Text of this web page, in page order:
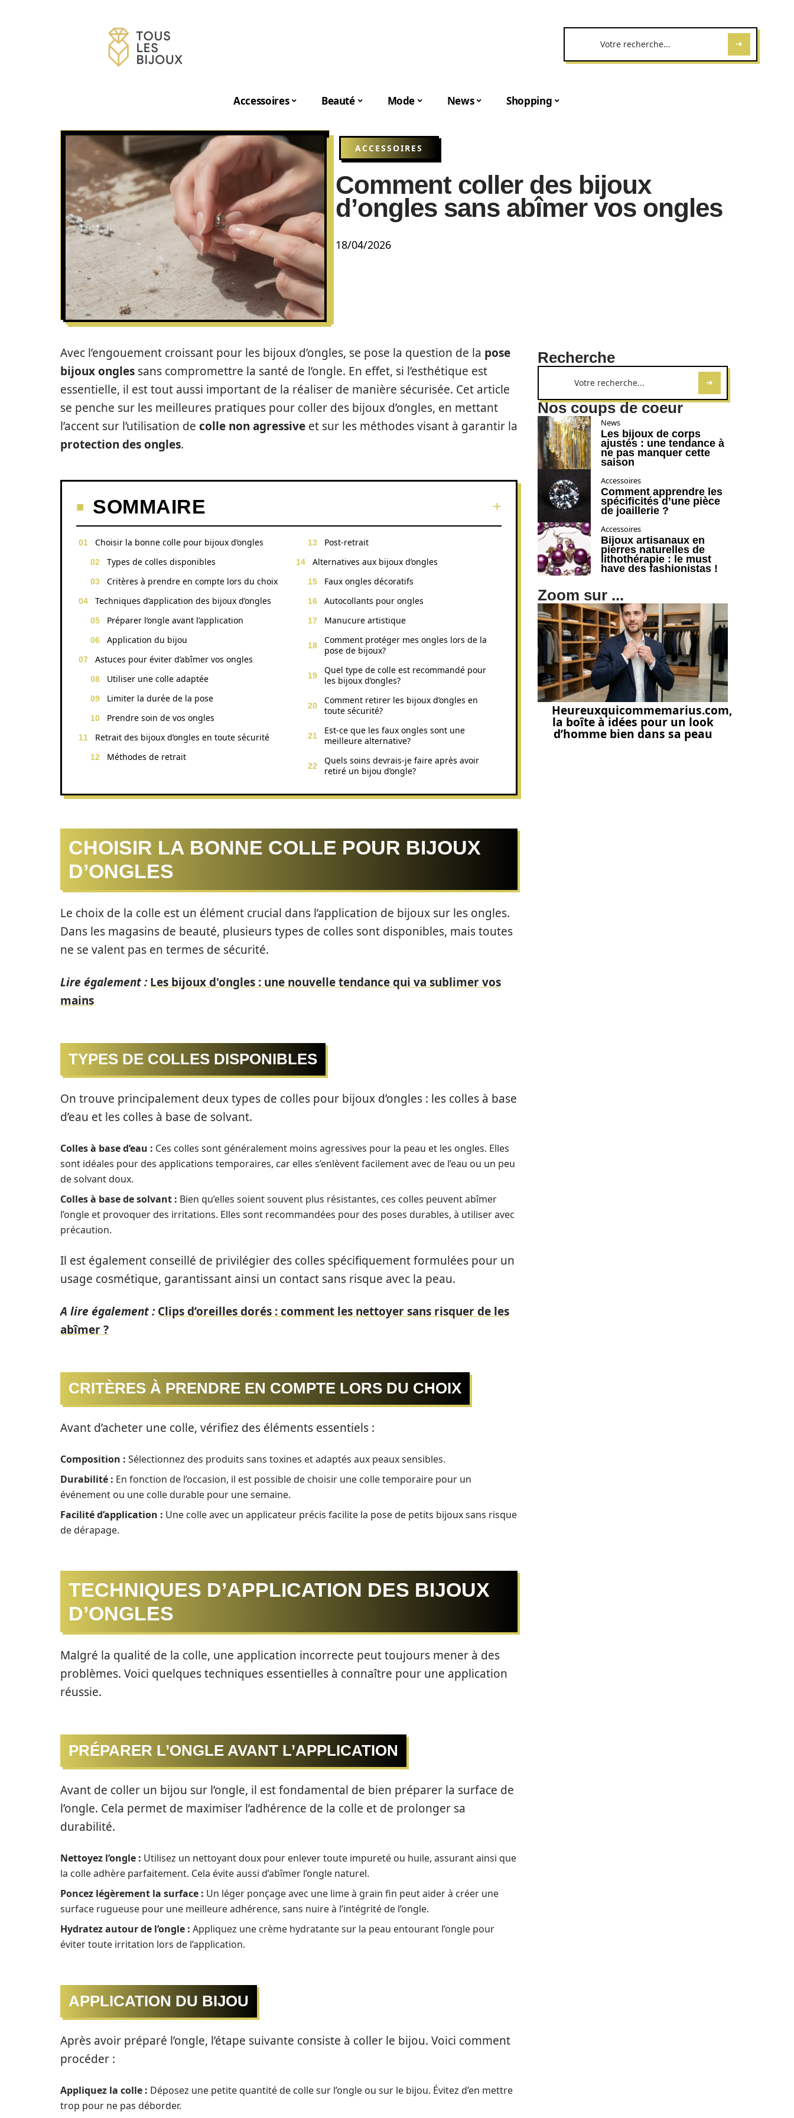
Accessoires Beauté Mode News Shopping
ACCESSOIRES
Comment coller des bijoux
d’ongles sans abîmer vos ongles
18/04/2026
Avec l’engouement croissant pour les bijoux d’ongles, se pose la question de la pose
bijoux ongles sans compromettre la santé de l’ongle. En effet, si l’esthétique est
essentielle, il est tout aussi important de la réaliser de manière sécurisée. Cet article
se penche sur les meilleures pratiques pour coller des bijoux d’ongles, en mettant
l’accent sur l’utilisation de colle non agressive et sur les méthodes visant à garantir la
protection des ongles.
SOMMAIRE
Choisir la bonne colle pour bijoux d’ongles
Types de colles disponibles
Critères à prendre en compte lors du choix
Techniques d’application des bijoux d’ongles
Préparer l’ongle avant l’application
Application du bijou
Astuces pour éviter d’abîmer vos ongles
Utiliser une colle adaptée
Limiter la durée de la pose
Prendre soin de vos ongles
Retrait des bijoux d’ongles en toute sécurité
Méthodes de retrait
Post-retrait
Alternatives aux bijoux d’ongles
Faux ongles décoratifs
Autocollants pour ongles
Manucure artistique
Comment protéger mes ongles lors de la
pose de bijoux?
Quel type de colle est recommandé pour
les bijoux d’ongles?
Comment retirer les bijoux d’ongles en
toute sécurité?
Est-ce que les faux ongles sont une
meilleure alternative?
Quels soins devrais-je faire après avoir
retiré un bijou d’ongle?
CHOISIR LA BONNE COLLE POUR BIJOUX
D’ONGLES
Le choix de la colle est un élément crucial dans l’application de bijoux sur les ongles.
Dans les magasins de beauté, plusieurs types de colles sont disponibles, mais toutes
ne se valent pas en termes de sécurité.
Lire également : Les bijoux d'ongles : une nouvelle tendance qui va sublimer vos
mains
TYPES DE COLLES DISPONIBLES
On trouve principalement deux types de colles pour bijoux d’ongles : les colles à base
d’eau et les colles à base de solvant.
Colles à base d’eau : Ces colles sont généralement moins agressives pour la peau et les ongles. Elles
sont idéales pour des applications temporaires, car elles s’enlèvent facilement avec de l’eau ou un peu
de solvant doux.
Colles à base de solvant : Bien qu’elles soient souvent plus résistantes, ces colles peuvent abîmer
l’ongle et provoquer des irritations. Elles sont recommandées pour des poses durables, à utiliser avec
précaution.
Il est également conseillé de privilégier des colles spécifiquement formulées pour un
usage cosmétique, garantissant ainsi un contact sans risque avec la peau.
A lire également : Clips d’oreilles dorés : comment les nettoyer sans risquer de les
abîmer ?
CRITÈRES À PRENDRE EN COMPTE LORS DU CHOIX
Avant d’acheter une colle, vérifiez des éléments essentiels :
Composition : Sélectionnez des produits sans toxines et adaptés aux peaux sensibles.
Durabilité : En fonction de l’occasion, il est possible de choisir une colle temporaire pour un
événement ou une colle durable pour une semaine.
Facilité d’application : Une colle avec un applicateur précis facilite la pose de petits bijoux sans risque
de dérapage.
TECHNIQUES D’APPLICATION DES BIJOUX
D’ONGLES
Malgré la qualité de la colle, une application incorrecte peut toujours mener à des
problèmes. Voici quelques techniques essentielles à connaître pour une application
réussie.
PRÉPARER L’ONGLE AVANT L’APPLICATION
Avant de coller un bijou sur l’ongle, il est fondamental de bien préparer la surface de
l’ongle. Cela permet de maximiser l’adhérence de la colle et de prolonger sa
durabilité.
Nettoyez l’ongle : Utilisez un nettoyant doux pour enlever toute impureté ou huile, assurant ainsi que
la colle adhère parfaitement. Cela évite aussi d’abîmer l’ongle naturel.
Poncez légèrement la surface : Un léger ponçage avec une lime à grain fin peut aider à créer une
surface rugueuse pour une meilleure adhérence, sans nuire à l’intégrité de l’ongle.
Hydratez autour de l’ongle : Appliquez une crème hydratante sur la peau entourant l’ongle pour
éviter toute irritation lors de l’application.
APPLICATION DU BIJOU
Après avoir préparé l’ongle, l’étape suivante consiste à coller le bijou. Voici comment
procéder :
Appliquez la colle : Déposez une petite quantité de colle sur l’ongle ou sur le bijou. Évitez d’en mettre
trop pour ne pas déborder.
Recherche
Nos coups de coeur
News
Les bijoux de corps
ajustés : une tendance à
ne pas manquer cette
saison
Accessoires
Comment apprendre les
spécificités d’une pièce
de joaillerie ?
Accessoires
Bijoux artisanaux en
pierres naturelles de
lithothérapie : le must
have des fashionistas !
Zoom sur ...
Heureuxquicommemarius.com,
la boîte à idées pour un look
d’homme bien dans sa peau